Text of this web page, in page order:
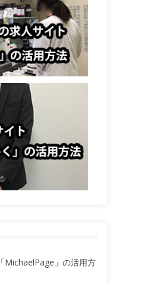
MichaelPage」の活用方